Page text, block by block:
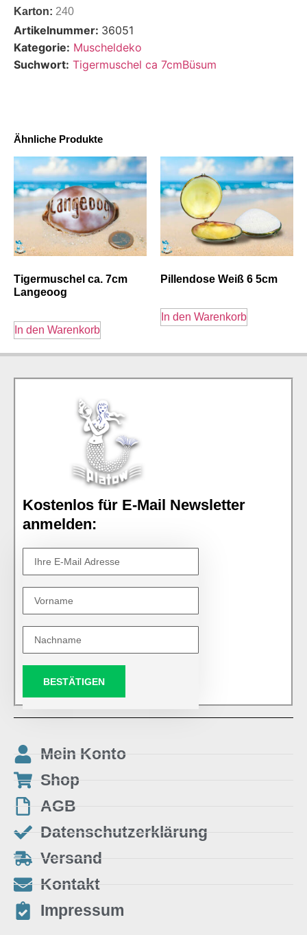
Karton: 240
Artikelnummer: 36051
Kategorie: Muscheldeko
Suchwort: Tigermuschel ca 7cmBüsum
Ähnliche Produkte
Tigermuschel ca. 7cm
Langeoog
In den Warenkorb
Pillendose Weiß 6 5cm
In den Warenkorb
Kostenlos für E-Mail Newsletter
anmelden:
BESTÄTIGEN
Mein Konto
Shop
AGB
Datenschutzerklärung
Versand
Kontakt
Impressum